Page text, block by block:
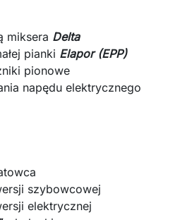
miksera Delta
pianki Elapor (EPP)
pionowe
napędu elektrycznego
szybowcowej
elektrycznej